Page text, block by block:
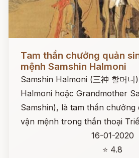
Tam thần chưởng quản
mệnh Samshin Halmoni
Samshin Halmoni (三神 할머니
Halmoni hoặc Grandmother
Samshin), là tam thần chưởng
vận mệnh trong thần thoại
16-01-2020
⭐ 4.8